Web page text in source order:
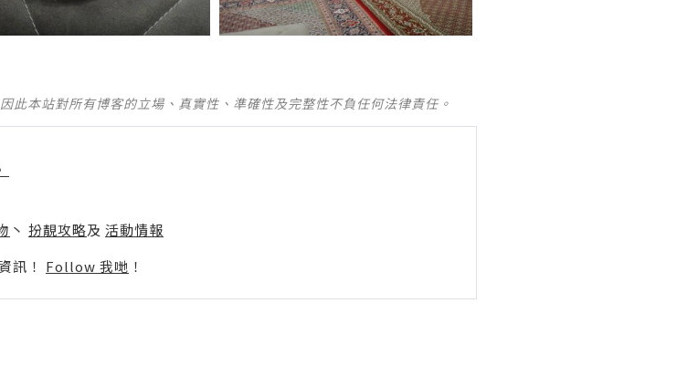
此本站對所有博客的立場、真實性、準確性及完整性不負任何法律責任。
丶 扮靚攻略及 活動情報
訊！ Follow 我哋 ！